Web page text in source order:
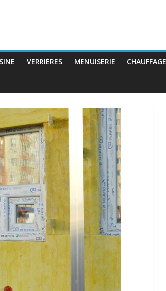
VERRIÈRES MENUISERIE CHAUFFAGE